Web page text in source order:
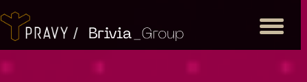
Toggle
navigation